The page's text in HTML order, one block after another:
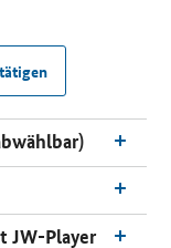
JW-Player